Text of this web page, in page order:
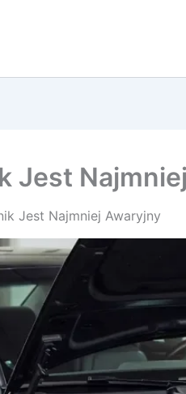
Jest
Jest Najmniej Awaryjny